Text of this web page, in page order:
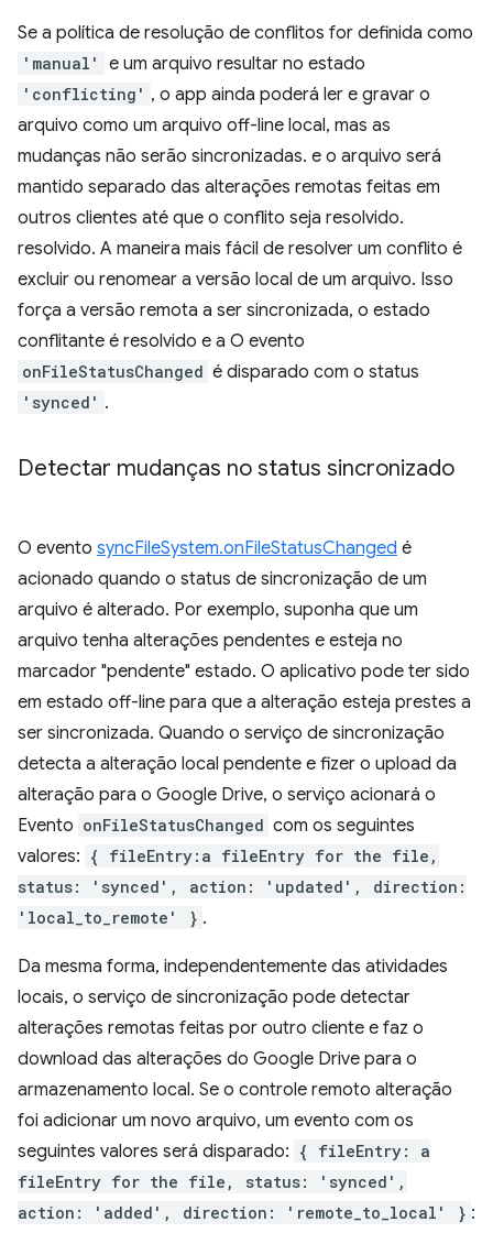
Se a política de resolução de conflitos for definida como
'manual' e um arquivo resultar no estado
'conflicting' , o app ainda poderá ler e gravar o
arquivo como um arquivo off-line local, mas as
mudanças não serão sincronizadas. e o arquivo será
mantido separado das alterações remotas feitas em
outros clientes até que o conflito seja resolvido.
resolvido. A maneira mais fácil de resolver um conflito é
excluir ou renomear a versão local de um arquivo. Isso
força a versão remota a ser sincronizada, o estado
conflitante é resolvido e a O evento
onFileStatusChanged é disparado com o status
'synced' .
Detectar mudanças no status sincronizado
O evento syncFileSystem.onFileStatusChanged é
acionado quando o status de sincronização de um
arquivo é alterado. Por exemplo, suponha que um
arquivo tenha alterações pendentes e esteja no
marcador "pendente" estado. O aplicativo pode ter sido
em estado off-line para que a alteração esteja prestes a
ser sincronizada. Quando o serviço de sincronização
detecta a alteração local pendente e fizer o upload da
alteração para o Google Drive, o serviço acionará o
Evento onFileStatusChanged com os seguintes
valores: { fileEntry:a fileEntry for the file,
status: 'synced', action: 'updated', direction:
'local_to_remote' } .
Da mesma forma, independentemente das atividades
locais, o serviço de sincronização pode detectar
alterações remotas feitas por outro cliente e faz o
download das alterações do Google Drive para o
armazenamento local. Se o controle remoto alteração
foi adicionar um novo arquivo, um evento com os
seguintes valores será disparado: { fileEntry: a
fileEntry for the file, status: 'synced',
action: 'added', direction: 'remote_to_local' } :